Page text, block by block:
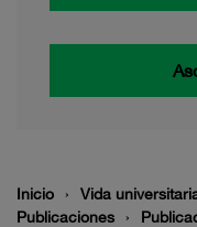
Inicio Vida
Publicaciones